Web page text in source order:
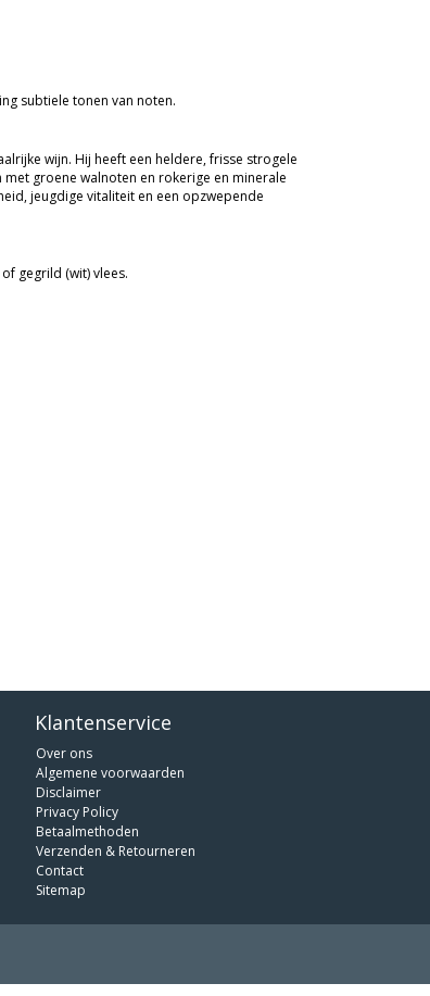
subtiele tonen van noten.
wijn. Hij heeft een heldere, frisse strogele
groene walnoten en rokerige en minerale
jeugdige vitaliteit en een opzwepende
gegrild (wit) vlees.
Klantenservice
Over ons
Algemene voorwaarden
Disclaimer
Privacy Policy
Betaalmethoden
Verzenden & Retourneren
Contact
Sitemap